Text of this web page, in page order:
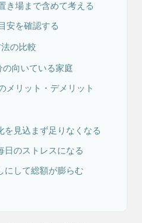
き場まで含めて考える
安を確認する
の比較
の向いている家庭
メリット・デメリット
を見込まず足りなくなる
日のストレスになる
にして総額が膨らむ